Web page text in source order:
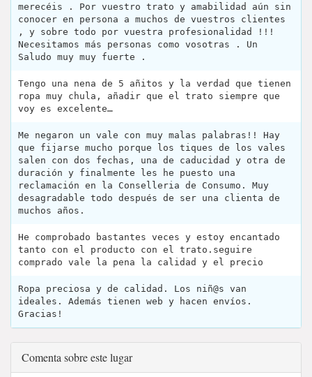
merecéis . Por vuestro trato y amabilidad aún sin
conocer en persona a muchos de vuestros clientes
, y sobre todo por vuestra profesionalidad !!!
Necesitamos más personas como vosotras . Un
Saludo muy muy fuerte .
Tengo una nena de 5 añitos y la verdad que tienen
ropa muy chula, añadir que el trato siempre que
voy es excelente…
Me negaron un vale con muy malas palabras!! Hay
que fijarse mucho porque los tiques de los vales
salen con dos fechas, una de caducidad y otra de
duración y finalmente les he puesto una
reclamación en la Conselleria de Consumo. Muy
desagradable todo después de ser una clienta de
muchos años.
He comprobado bastantes veces y estoy encantado
tanto con el producto con el trato.seguire
comprado vale la pena la calidad y el precio
Ropa preciosa y de calidad. Los niñ@s van
ideales. Además tienen web y hacen envíos.
Gracias!
Comenta sobre este lugar